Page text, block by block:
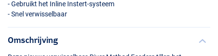
- Gebruikt het Inline Instert-systeem
- Snel verwisselbaar
Omschrijving